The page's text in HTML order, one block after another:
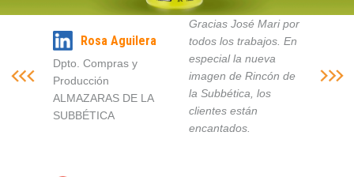
Rosa Aguilera
Dpto. Compras y
Producción
ALMAZARAS DE LA
SUBBÉTICA
Gracias José Mari por
todos los trabajos. En
especial la nueva
imagen de Rincón de
la Subbética, los
clientes están
encantados.